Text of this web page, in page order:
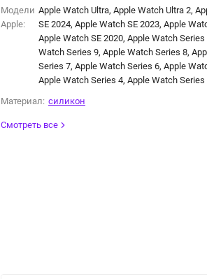
Модели
Apple:
Apple Watch Ultra, Apple Watch Ultra 2,
SE 2024, Apple Watch SE 2023, Apple
Apple Watch SE 2020, Apple Watch Series
Watch Series 9, Apple Watch Series 8,
Series 7, Apple Watch Series 6, Apple
Apple Watch Series 4, Apple Watch Series
Материал: силикон
Смотреть все